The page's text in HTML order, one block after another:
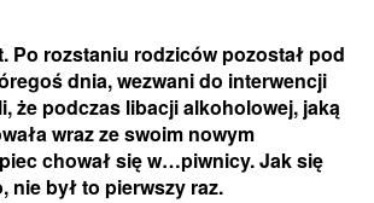
Po rozstaniu rodziców pozostał pod
dnia, wezwani do interwencji
że podczas libacji alkoholowej, jaką
wraz ze swoim nowym
chował się w…piwnicy. Jak się
nie był to pierwszy raz.